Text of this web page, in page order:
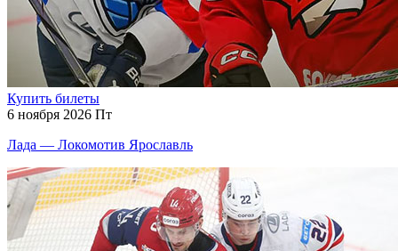
Купить билеты
6 ноября 2026 Пт
Лада — Локомотив Ярославль